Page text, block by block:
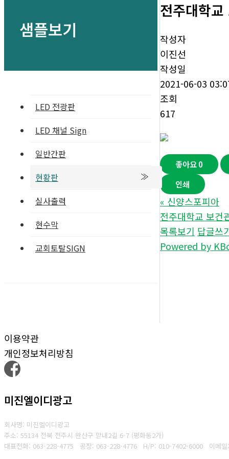
샘플보기
LED 전광판
LED 채널 Sign
일반간판
현황판
실사출력
현수막
교회토탈SIGN
전주대학
작성자
이진선
작성일
2021-06-03
조회
617
좋아요0
인쇄
« 신양스포피아
전주대학교 보건
목록보기 답글쓰
Powered by
이용약관
개인정보처리방침
미진엘이디광고
회사명: 미진엘이디광고
주소: 55134 전북 전주시 완산구 맏내2길 6-7 (평화동2가)
대표전화: 063-228-4775
공장: 063-228-4776 H/P: 010-7402-6000 이메